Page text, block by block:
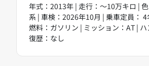
年式：2013年 | 走行：～10万キロ |
系 | 車検：2026年10月 | 乗車定員： 4
燃料：ガソリン | ミッション：AT |
復歴：なし